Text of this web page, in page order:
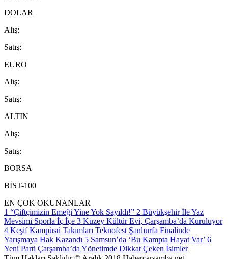
DOLAR
Alış:
Satış:
EURO
Alış:
Satış:
ALTIN
Alış:
Satış:
BORSA
BİST-100
EN ÇOK OKUNANLAR
1 “Çiftçimizin Emeği Yine Yok Sayıldı!” 2 Büyükşehir İle Yaz
Mevsimi Sporla İç İçe 3 Kuzey Kültür Evi, Çarşamba’da Kuruluyor
4 Keşif Kampüsü Takımları Teknofest Şanlıurfa Finalinde
Yarışmaya Hak Kazandı 5 Samsun’da ‘Bu Kampta Hayat Var’ 6
Yeni Parti Çarşamba’da Yönetimde Dikkat Çeken İsimler